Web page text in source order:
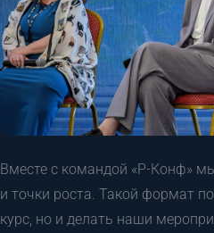
Вместе с командой «Р-Конф»
и точки роста. Такой формат
курс, но и делать наши